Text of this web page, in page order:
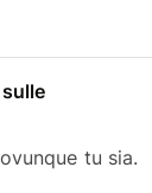
tu sia.